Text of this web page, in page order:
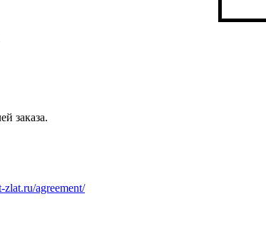
заказа.
zlat.ru/agreement/